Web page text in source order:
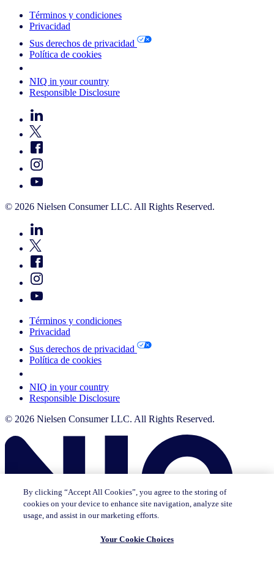
Términos y condiciones
Privacidad
Sus derechos de privacidad
Política de cookies
NIQ in your country
Responsible Disclosure
© 2026 Nielsen Consumer LLC. All Rights Reserved.
Términos y condiciones
Privacidad
Sus derechos de privacidad
Política de cookies
NIQ in your country
Responsible Disclosure
© 2026 Nielsen Consumer LLC. All Rights Reserved.
By clicking “Accept All Cookies”, you agree to the storing of
cookies on your device to enhance site navigation, analyze site
usage, and assist in our marketing efforts.
Your Cookie Choices